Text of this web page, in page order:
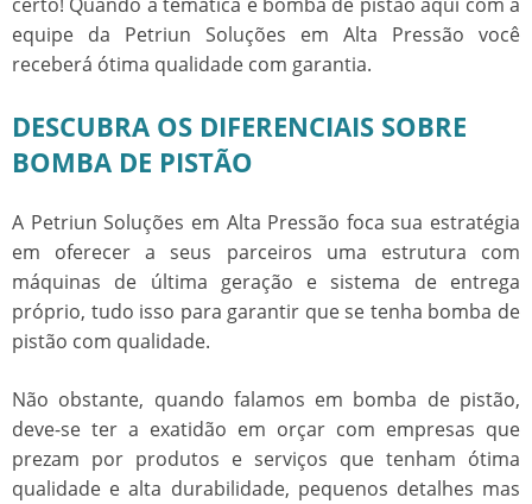
equipe da Petriun Soluções em Alta Pressão você
receberá ótima qualidade com garantia.
DESCUBRA OS DIFERENCIAIS SOBRE
BOMBA DE PISTÃO
A Petriun Soluções em Alta Pressão foca sua estratégia
em oferecer a seus parceiros uma estrutura com
máquinas de última geração e sistema de entrega
próprio, tudo isso para garantir que se tenha bomba de
pistão com qualidade.
Não obstante, quando falamos em bomba de pistão,
deve-se ter a exatidão em orçar com empresas que
prezam por produtos e serviços que tenham ótima
qualidade e alta durabilidade, pequenos detalhes mas